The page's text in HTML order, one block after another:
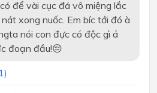
để vài cục đá vô miệng lắc
xong nuốc. Em bíc tới đó à
nói con đực có độc gì á
đoạn đầu!😔
1)